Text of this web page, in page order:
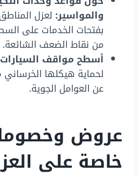
والمواسير: لعزل
بفتحات الخدمات على
من نقاط الضعف الشائعة.
أسطح مواقف السيارات
لحماية هيكلها الخرساني
عن العوامل الجوية.
عروض
خاصة على